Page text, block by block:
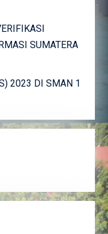
SUMATERA
2023 DI SMAN 1